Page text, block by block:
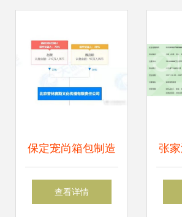
保定宠尚箱包制造
有限公司 注册资本
查看详情
张
品